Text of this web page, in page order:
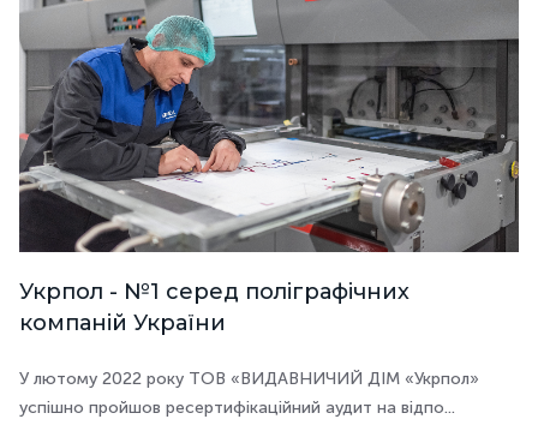
Укрпол - №1 серед поліграфічних
компаній України
У лютому 2022 року ТОВ «ВИДАВНИЧИЙ ДІМ «Укрпол»
успішно пройшов ресертифікаційний аудит на відпо...